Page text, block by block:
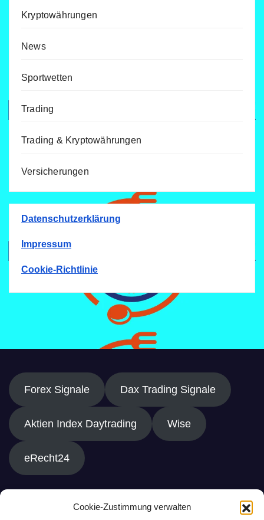
Cookie-Zustimmung verwalten
Kryptowährungen
News
Sportwetten
Trading
Trading & Kryptowährungen
Versicherungen
Datenschutzerklärung
Impressum
Cookie-Richtlinie
Forex Signale Dax Trading Signale
Aktien Index Daytrading Wise
eRecht24